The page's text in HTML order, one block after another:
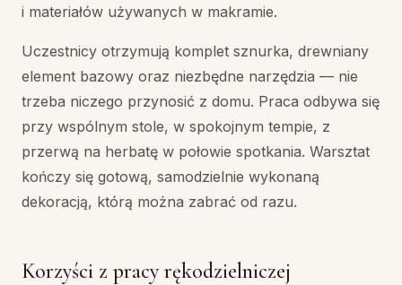
i materiałów używanych w makramie.
Uczestnicy otrzymują komplet sznurka, drewniany
element bazowy oraz niezbędne narzędzia — nie
trzeba niczego przynosić z domu. Praca odbywa się
przy wspólnym stole, w spokojnym tempie, z
przerwą na herbatę w połowie spotkania. Warsztat
kończy się gotową, samodzielnie wykonaną
dekoracją, którą można zabrać od razu.
Korzyści z pracy rękodzielniczej